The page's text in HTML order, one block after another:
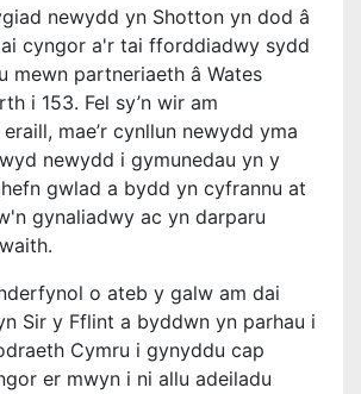
newydd yn Shotton yn dod â
cyngor a'r tai fforddiadwy sydd
mewn partneriaeth â Wates
i 153. Fel sy’n wir am
mae’r cynllun newydd yma
newydd i gymunedau yn y
gwlad a bydd yn cyfrannu at
gynaliadwy ac yn darparu
o ateb y galw am dai
Sir y Fflint a byddwn yn parhau i
Cymru i gynyddu cap
er mwyn i ni allu adeiladu